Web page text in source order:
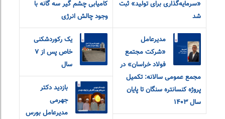
«سرمایه‌گذاری برای تولید» ثبت
شد
کامیابی چشم گیر سه گانه با
وجود چالش انرژی
مدیرعامل
«شرکت مجتمع
فولاد خراسان» در
مجمع عمومی سالانه: تکمیل
پروژه کنسانتره سنگان تا پایان
سال ۱۴۰۳
یک رکوردشکنی
خاص پس از ۷
سال
بازدید دکتر
جهرمی
مدیرعامل بورس